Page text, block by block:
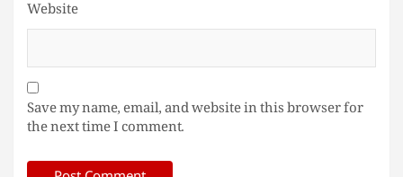
Website
Save my name, email, and website in this browser for
the next time I comment.